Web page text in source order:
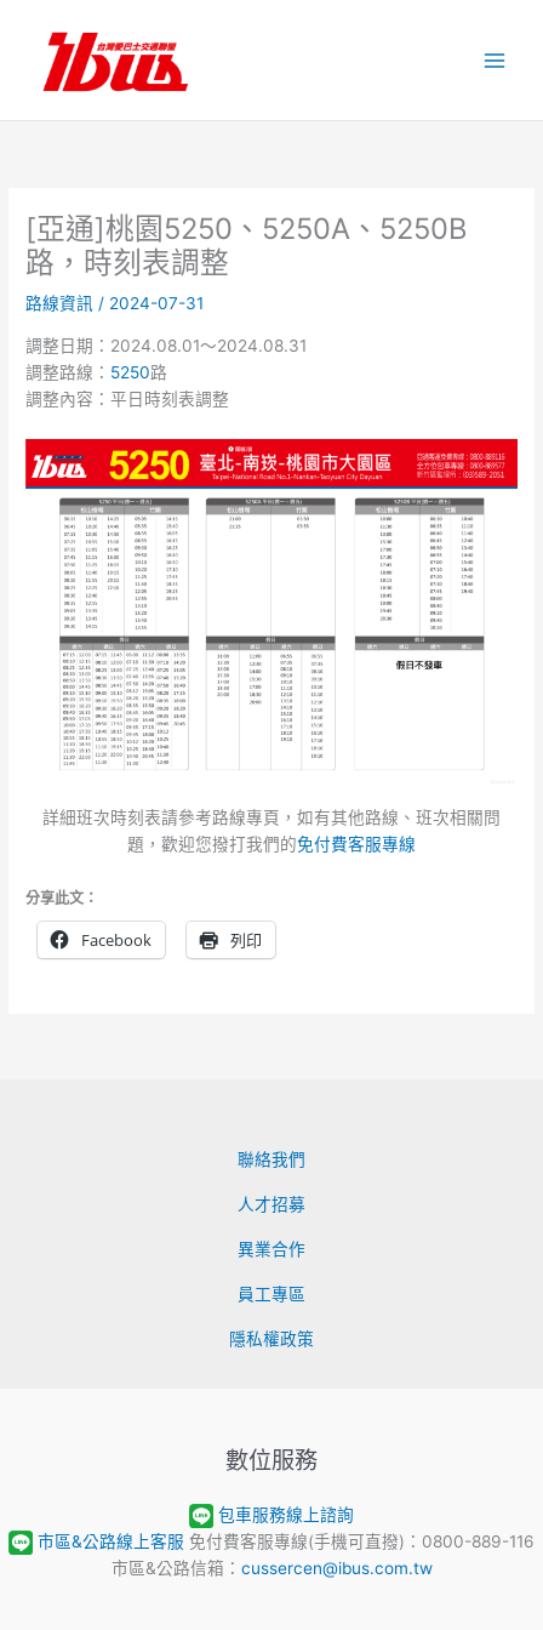
內
[亞通]桃園5250、5250A、5250B
路，時刻表調整
路線資訊 / 2024-07-31
調整日期：2024.08.01～2024.08.31
調整路線： 5250路
調整內容：平日時刻表調整
詳細班次時刻表請參考路線專頁，如有其他路線、班次相關問
題，歡迎您撥打我們的免付費客服專線
分享此文：
Facebook 列印
聯絡我們
人才招募
異業合作
員工專區
隱私權政策
數位服務
包車服務線上諮詢
市區&公路線上客服 免付費客服專線(手機可直撥)：0800-889-116
市區&公路信箱： cussercen@ibus.com.tw